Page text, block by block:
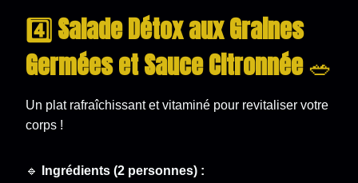
4️⃣ Salade Détox aux Graines
Germées et Sauce Citronnée🥗
Un plat rafraîchissant et vitaminé pour revitaliser votre
corps !
🔹 Ingrédients (2 personnes) :